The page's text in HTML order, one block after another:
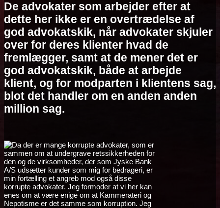
De advokater som arbejder efter at
dette her ikke er en overtrædelse af
god advokatskik, når advokater skjuler
over for deres klienter hvad de
fremlægger, samt at de mener det er
god advokatskik, både at arbejde
klient, og for modparten i klientens sag,
blot det handler om en anden anden
million sag.